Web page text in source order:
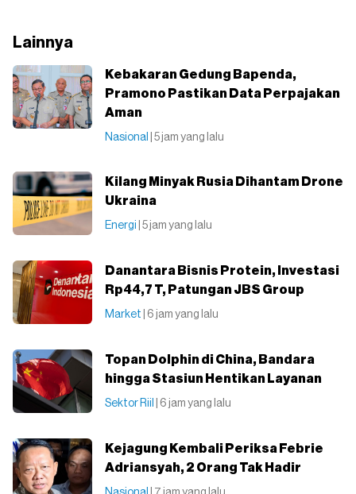
Lainnya
Kebakaran Gedung Bapenda,
Pramono Pastikan Data Perpajakan
Aman
Nasional | 5 jam yang lalu
Kilang Minyak Rusia Dihantam Drone
Ukraina
Energi | 5 jam yang lalu
Danantara Bisnis Protein, Investasi
Rp44,7 T, Patungan JBS Group
Market | 6 jam yang lalu
Topan Dolphin di China, Bandara
hingga Stasiun Hentikan Layanan
Sektor Riil | 6 jam yang lalu
Kejagung Kembali Periksa Febrie
Adriansyah, 2 Orang Tak Hadir